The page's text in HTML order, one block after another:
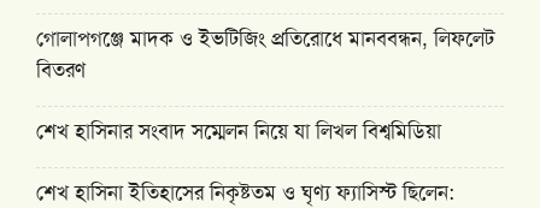
গোলাপগঞ্জে মাদক ও ইভটিজিং প্রতিরোধে মানববন্ধন, লিফলেট
বিতরণ
শেখ হাসিনার সংবাদ সম্মেলন নিয়ে যা লিখল বিশ্বমিডিয়া
শেখ হাসিনা ইতিহাসের নিকৃষ্টতম ও ঘৃণ্য ফ্যাসিস্ট ছিলেন: